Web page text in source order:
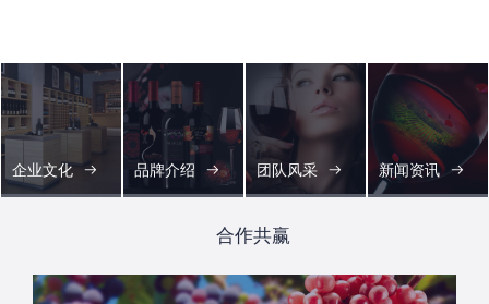
企业文化 品牌介绍 团队风采 新闻资讯
合作共赢